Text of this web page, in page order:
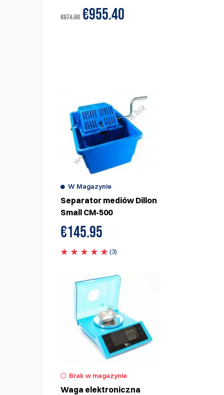
€974.90 €955.40
W Magazynie
Separator mediów Dillon
Small CM-500
€145.95
(3)
Brak w magazynie
Waga elektroniczna